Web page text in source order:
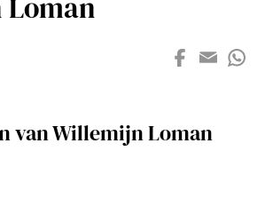
van Willemijn Loman